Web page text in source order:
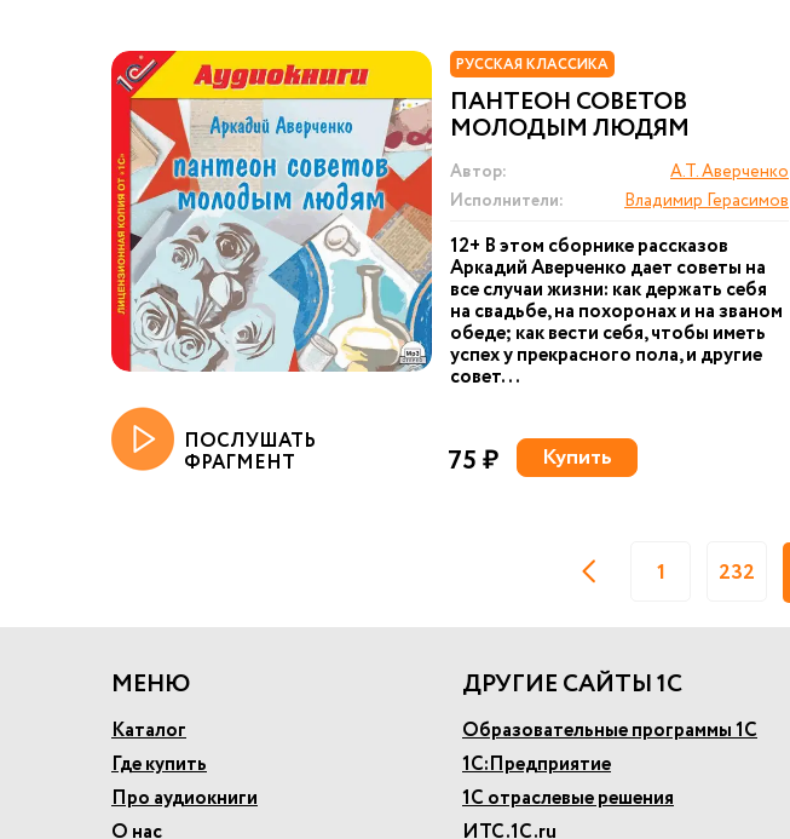
РУССКАЯ КЛАССИКА
ПАНТЕОН СОВЕТОВ
МОЛОДЫМ ЛЮДЯМ
Автор:
А.Т. Аверченко
Исполнители:
Владимир Герасимов
12+ В этом сборнике рассказов
Аркадий Аверченко дает советы на
все случаи жизни: как держать себя
на свадьбе, на похоронах и на званом
обеде; как вести себя, чтобы иметь
успех у прекрасного пола, и другие
совет...
ПОСЛУШАТЬ
ФРАГМЕНТ 75 ₽ Купить
1 232
МЕНЮ
Каталог
Где купить
Про аудиокниги
О нас
ДРУГИЕ САЙТЫ 1С
Образовательные программы 1С
1С:Предприятие
1С отраслевые решения
ИТС.1С.ru